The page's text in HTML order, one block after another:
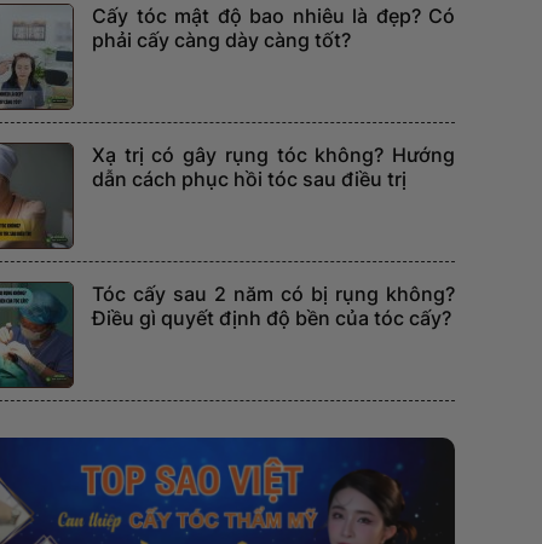
Cấy tóc mật độ bao nhiêu là đẹp? Có
phải cấy càng dày càng tốt?
Xạ trị có gây rụng tóc không? Hướng
dẫn cách phục hồi tóc sau điều trị
Tóc cấy sau 2 năm có bị rụng không?
Điều gì quyết định độ bền của tóc cấy?